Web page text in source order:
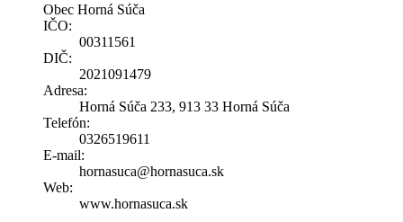
Obec Horná Súča
IČO:
00311561
DIČ:
2021091479
Adresa:
Horná Súča 233, 913 33 Horná Súča
Telefón:
0326519611
E-mail:
hornasuca@hornasuca.sk
Web:
www.hornasuca.sk